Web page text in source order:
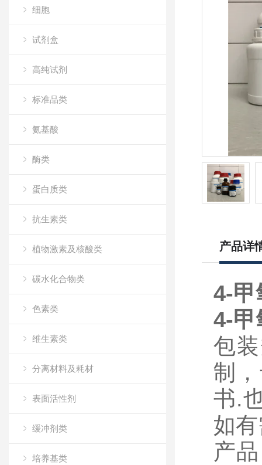
细胞
试剂盒
高纯试剂
标准品类
氨基酸
酶类
蛋白质类
抗生素类
植物激素及核酸类
碳水化合物类
色素类
维生素类
分离材料及耗材
表面活性剂
缓冲剂类
培养基类
产品详
4-甲
4-甲
包
制
书.
如
产